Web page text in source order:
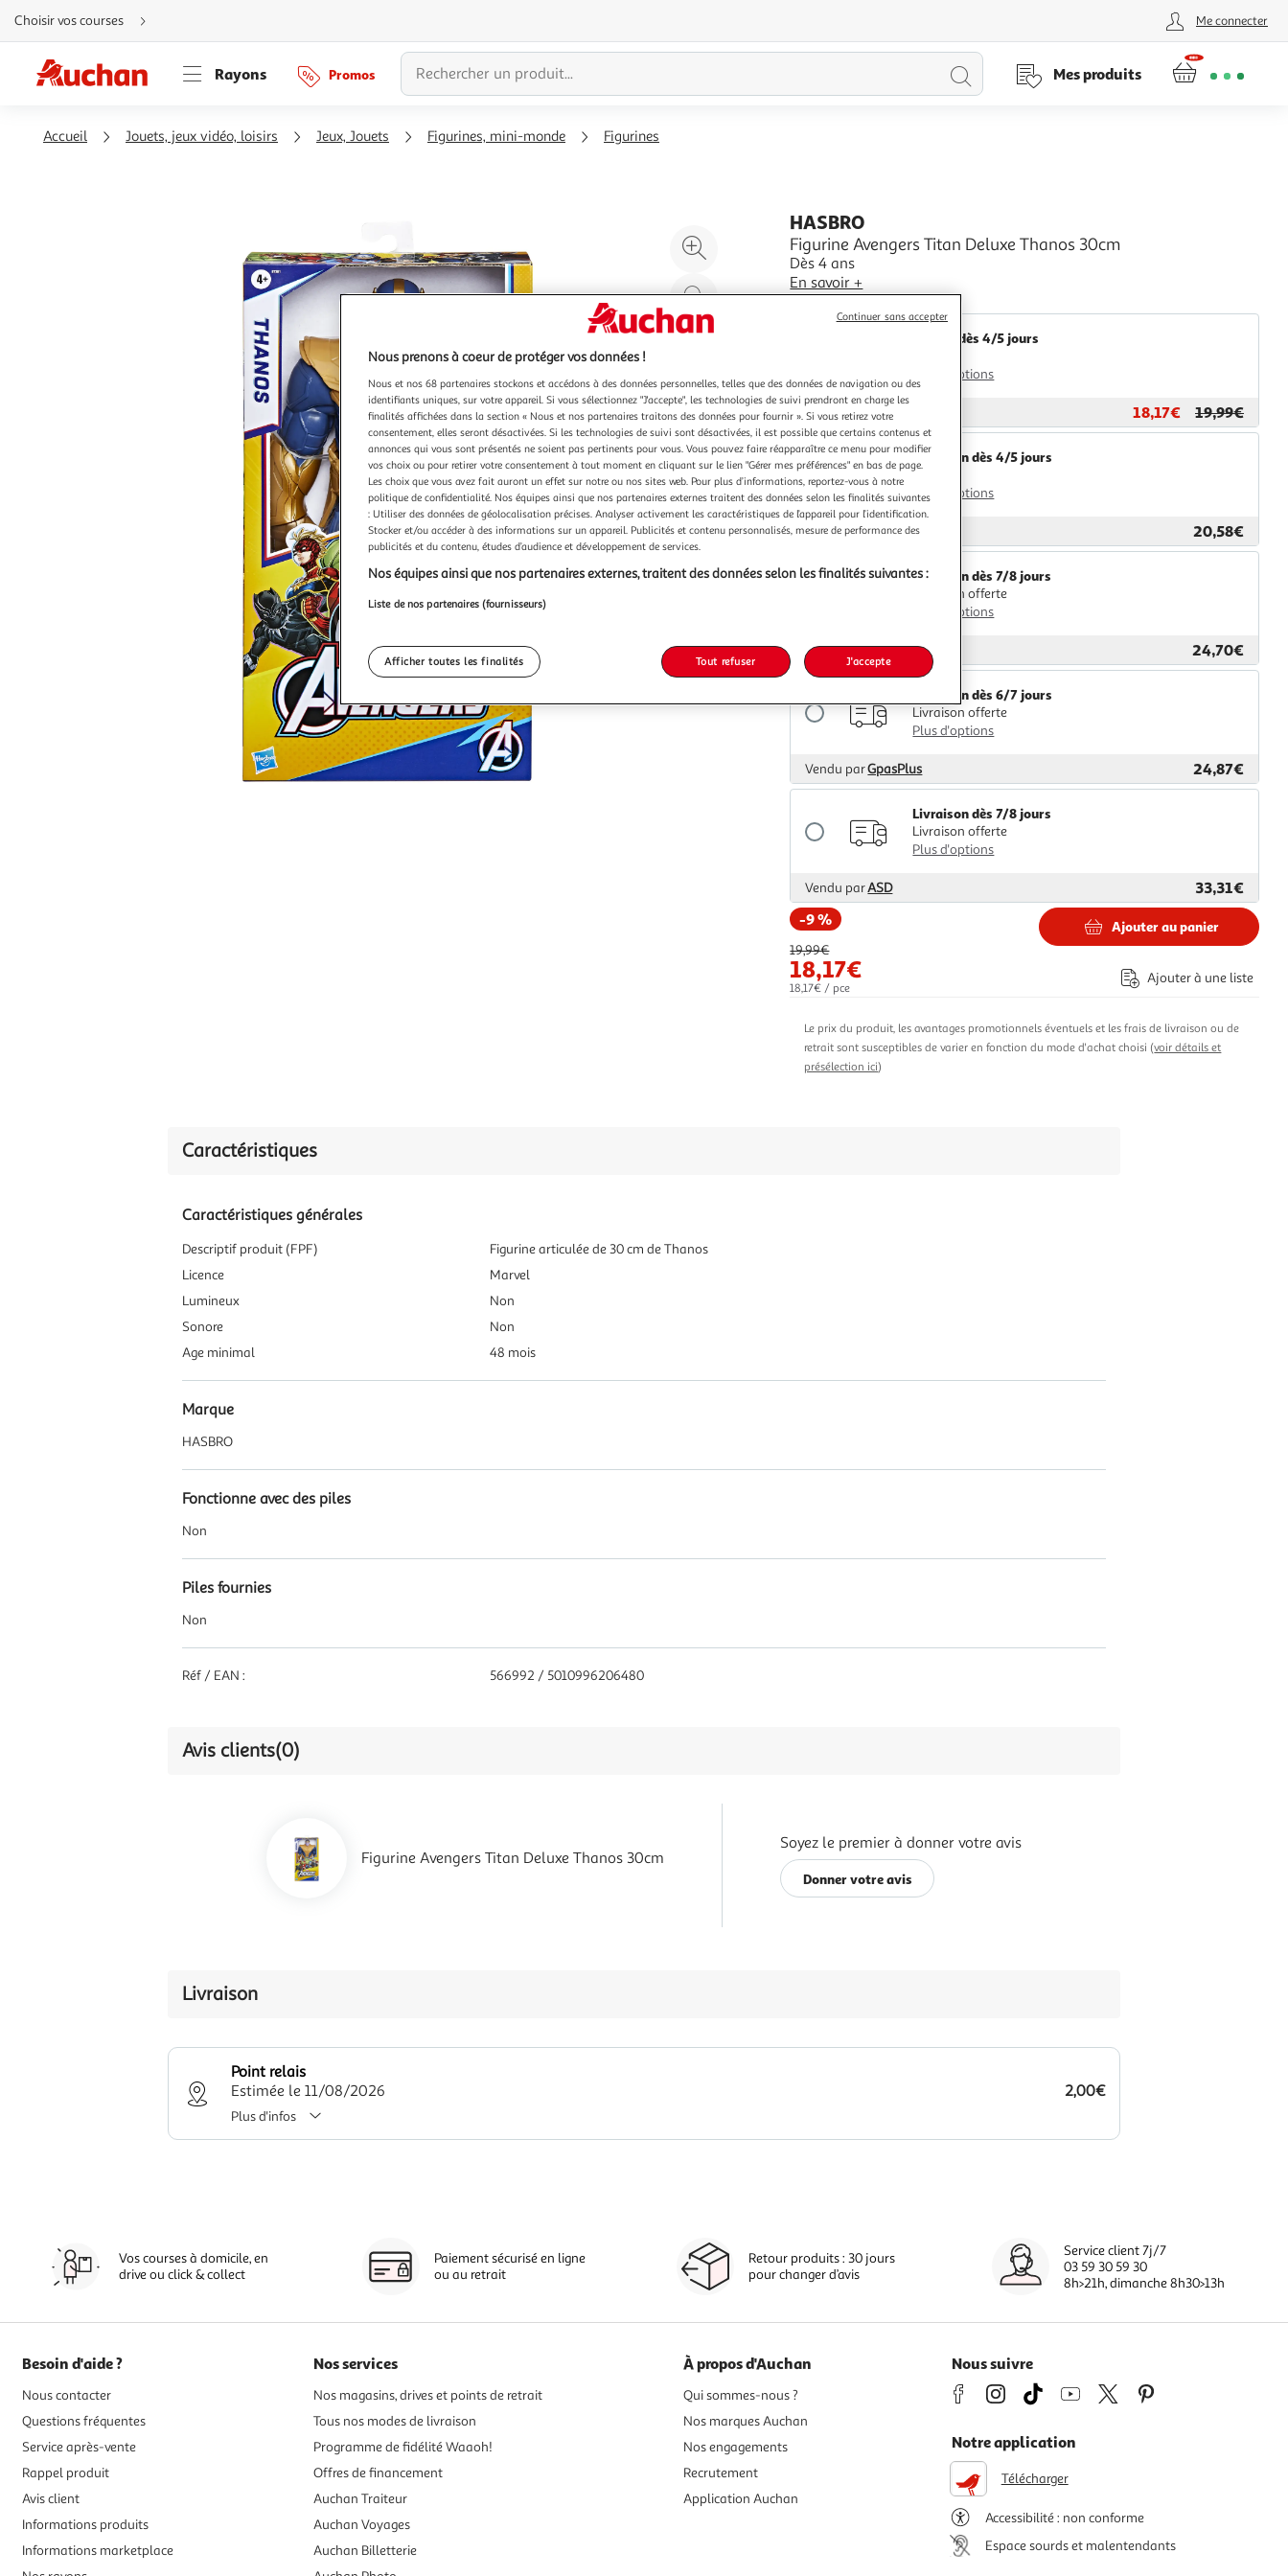
Aller
directement
au
Aller
directement
à
Aller
directement
Choisir vos courses Me connecter
Rayons Promos
Lancer
Mes produits
Accueil Jouets, jeux vidéo, loisirs Jeux, Jouets Figurines, mini-monde Figurines
Agrandir
l'illustration
à
200%
Réduire
l'illustration
à
%
Partager
produit
HASBRO
Figurine Avengers Titan Deluxe Thanos 30cm
Dès 4 ans
En savoir +
Vendu parMultishop
Retrait dès 4/5 jours
Plus d'options
Vendu parMultishop 18,17€ 19,99€
Livraison dès 4/5 jours
4,99€
Plus d'options
Vendu par2KINGS 20,58€
Livraison dès 7/8 jours
Livraison offerte
Plus d'options
Vendu parM25 24,70€
Livraison dès 6/7 jours
Livraison offerte
Plus d'options
Vendu parGpasPlus 24,87€
Livraison dès 7/8 jours
Livraison offerte
Plus d'options
Vendu parASD
33,31€
-9 %
19,99€
18,17€
18,17€ / pce
Ajouter au panier
Ajouter à une liste
Le prix du produit, les avantages promotionnels éventuels et les frais de livraison ou de
retrait sont susceptibles de varier en fonction du mode d'achat choisi (voir détails et
présélection ici)
Caractéristiques
Caractéristiques générales
Descriptif produit (FPF)
Figurine articulée de 30 cm de Thanos
Licence
Marvel
Lumineux
Non
Sonore
Non
Age minimal
48 mois
Marque
HASBRO
Fonctionne avec des piles
Non
Piles fournies
Non
Réf / EAN : 566992 / 5010996206480
Avis clients(0)
Figurine Avengers Titan Deluxe Thanos 30cm
Soyez le premier à donner votre avis
Donner votre avis
Livraison
Point relais
Estimée le 11/08/2026
2,00€
Plus d'infos
Vos courses à domicile, en
drive ou click & collect
Paiement sécurisé en ligne
ou au retrait
Retour produits : 30 jours
pour changer d’avis
Service client 7j/7
03 59 30 59 30
8h>21h, dimanche 8h30>13h
Besoin d'aide ?
Nous contacter
Questions fréquentes
Service après-vente
Rappel produit
Avis client
Informations produits
Informations marketplace
Nos services
Nos magasins, drives et points de retrait
Tous nos modes de livraison
Programme de fidélité Waaoh!
Offres de financement
Auchan Traiteur
Auchan Voyages
Auchan Billetterie
À propos d'Auchan
Qui sommes-nous ?
Nos marques Auchan
Nos engagements
Recrutement
Application Auchan
Nous suivre
Notre application
Télécharger
Accessibilité : non conforme
Espace sourds et malentendants
Nous prenons à coeur de protéger vos données !
Nous et nos 68 partenaires stockons et accédons à des données personnelles, telles que des données de navigation ou des
identifiants uniques, sur votre appareil. Si vous sélectionnez "J'accepte", les technologies de suivi prendront en charge les
finalités affichées dans la section « Nous et nos partenaires traitons des données pour fournir ». Si vous retirez votre
consentement, elles seront désactivées. Si les technologies de suivi sont désactivées, il est possible que certains contenus et
annonces qui vous sont présentés ne soient pas pertinents pour vous. Vous pouvez faire réapparaître ce menu pour modifier
vos choix ou pour retirer votre consentement à tout moment en cliquant sur le lien "Gérer mes préférences" en bas de page.
Les choix que vous avez fait auront un effet sur notre ou nos sites web. Pour plus d’informations, reportez-vous à notre
politique de confidentialité. Nos équipes ainsi que nos partenaires externes traitent des données selon les finalités suivantes
: Utiliser des données de géolocalisation précises. Analyser activement les caractéristiques de l’appareil pour l’identification.
Stocker et/ou accéder à des informations sur un appareil. Publicités et contenu personnalisés, mesure de performance des
publicités et du contenu, études d’audience et développement de services.
Nos équipes ainsi que nos partenaires externes, traitent des données selon les finalités suivantes :
Liste de nos partenaires (fournisseurs)
Afficher toutes les finalités Tout refuser J'accepte
Continuer sans accepter